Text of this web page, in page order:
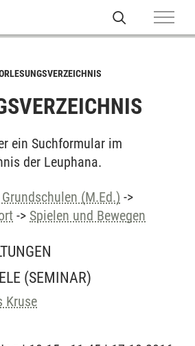
ein Suchformular im
der Leuphana.
(M.Ed.) ->
-> Spielen und Bewegen
(SEMINAR)
Kruse